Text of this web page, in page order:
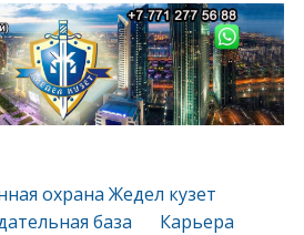
охрана Жедел кузет
база
Карьера